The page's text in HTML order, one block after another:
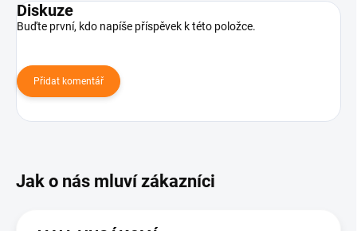
Diskuze
Buďte první, kdo napíše příspěvek k této položce.
Přidat komentář